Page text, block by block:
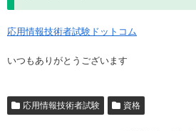
応用情報技術者試験ドットコム
いつもありがとうございます
応用情報技術者試験 資格